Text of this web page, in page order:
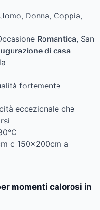
Donna, Coppia,
Romantica, San
di casa
fortemente
eccezionale che
o 150x200cm a
momenti calorosi in